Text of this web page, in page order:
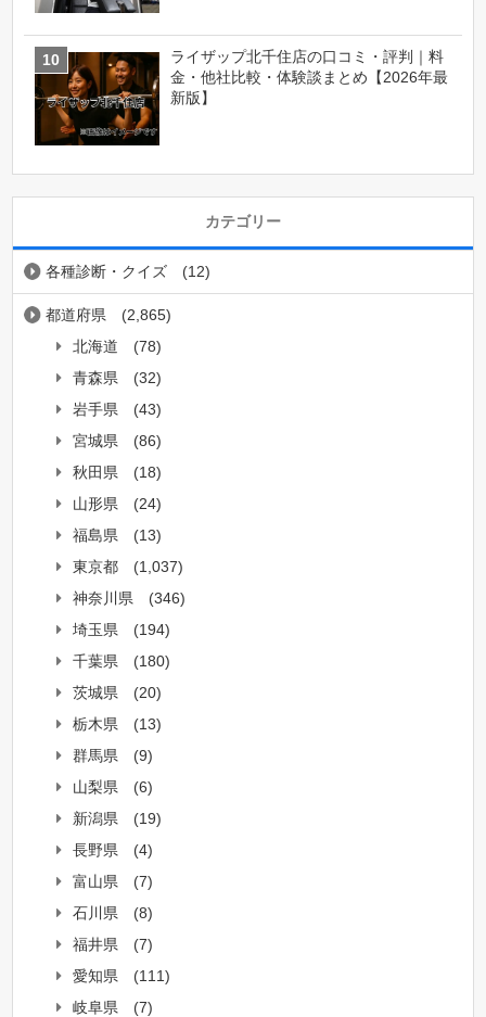
ライザップ北千住店の口コミ・評判｜料
金・他社比較・体験談まとめ【2026年最
新版】
カテゴリー
各種診断・クイズ (12)
都道府県
(2,865)
北海道
(78)
青森県
(32)
岩手県
(43)
宮城県
(86)
秋田県
(18)
山形県
(24)
福島県
(13)
東京都
(1,037)
神奈川県
(346)
埼玉県
(194)
千葉県
(180)
茨城県
(20)
栃木県
(13)
群馬県
(9)
山梨県
(6)
新潟県
(19)
長野県
(4)
富山県
(7)
石川県
(8)
福井県
(7)
愛知県
(111)
岐阜県
(7)